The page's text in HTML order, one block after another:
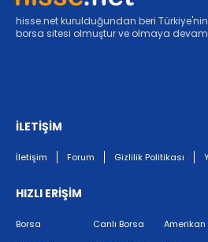
hisse.net kurulduğundan beri
borsa sitesi olmuştur ve olmaya devam
İLETİŞİM
İletişim Forum Gizlilik Politikası
HIZLI ERİŞİM
Borsa
Canlı Borsa
Amerikan